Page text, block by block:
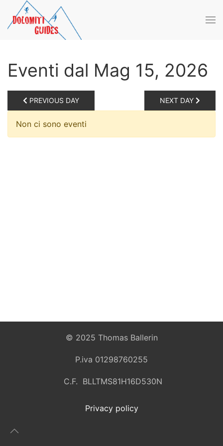
Skip to main content
Eventi dal Mag 15, 2026
PREVIOUS DAY NEXT DAY
Non ci sono eventi
© 2025 Thomas Ballerin
P.iva 01298760255
C.F. BLLTMS81H16D530N
Privacy policy